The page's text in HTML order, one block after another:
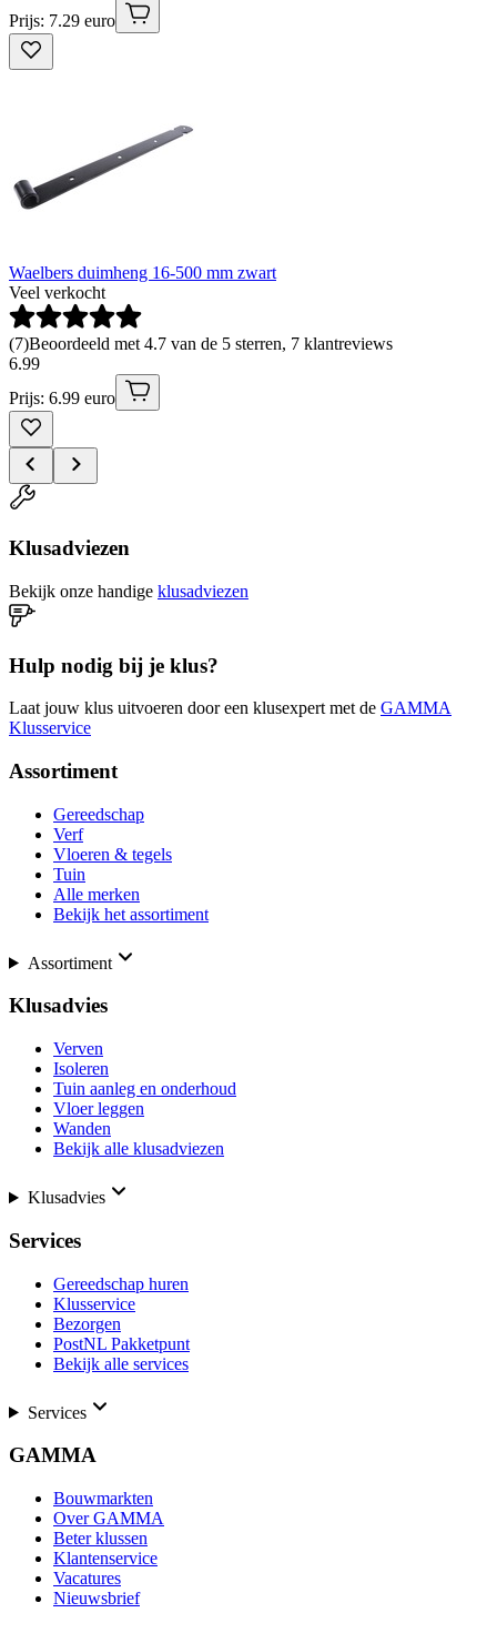
Prijs: 7.29 euro
Waelbers duimheng 16-500 mm zwart
Veel verkocht
(7)Beoordeeld met 4.7 van de 5 sterren, 7 klantreviews
6.99
Prijs: 6.99 euro
Klusadviezen
Bekijk onze handige klusadviezen
Hulp nodig bij je klus?
Laat jouw klus uitvoeren door een klusexpert met de GAMMA
Klusservice
Assortiment
Gereedschap
Verf
Vloeren & tegels
Tuin
Alle merken
Bekijk het assortiment
Assortiment
Klusadvies
Verven
Isoleren
Tuin aanleg en onderhoud
Vloer leggen
Wanden
Bekijk alle klusadviezen
Klusadvies
Services
Gereedschap huren
Klusservice
Bezorgen
PostNL Pakketpunt
Bekijk alle services
Services
GAMMA
Bouwmarkten
Over GAMMA
Beter klussen
Klantenservice
Vacatures
Nieuwsbrief